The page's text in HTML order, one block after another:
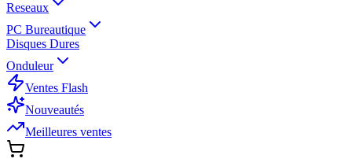
Reseaux
PC Bureautique
Disques Dures
Onduleur
Ventes Flash
Nouveautés
Meilleures ventes